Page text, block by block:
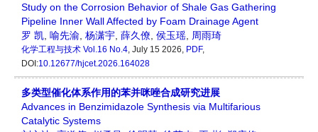
Study on the Corrosion Behavior of Shale Gas Gathering
Pipeline Inner Wall Affected by Foam Drainage Agent
罗 凯, 喻先渝, 杨潇宇, 薛久僚, 侯玉瑶, 周雨琦
化学工程与技术 Vol.16 No.4, July 15 2026, PDF,
DOI:10.12677/hjcet.2026.164028
多类型催化体系作用的苯并咪唑合成研究进展
Advances in Benzimidazole Synthesis via Multifarious
Catalytic Systems